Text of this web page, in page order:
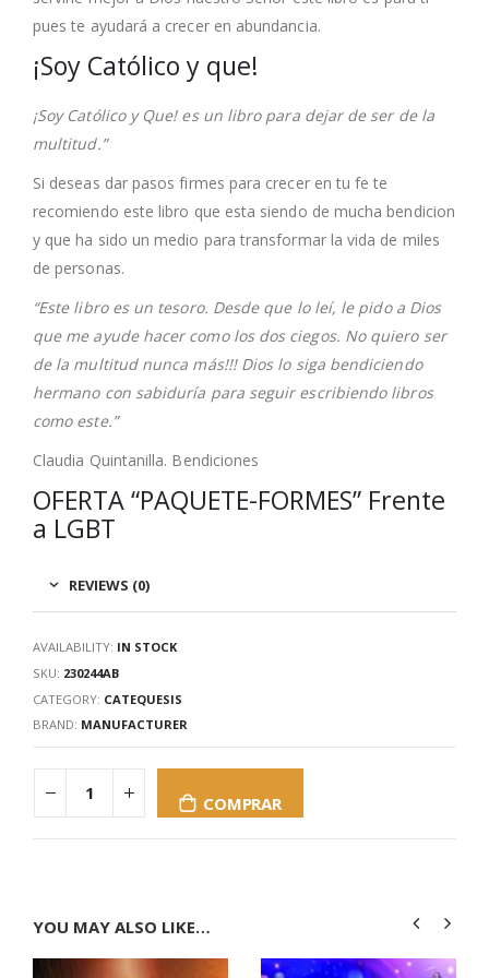
pues te ayudará a crecer en abundancia.
¡Soy Católico y que!
¡Soy Católico y Que! es un libro para dejar de ser de la
multitud.”
Si deseas dar pasos firmes para crecer en tu fe te
recomiendo este libro que esta siendo de mucha bendicion
y que ha sido un medio para transformar la vida de miles
de personas.
“Este libro es un tesoro. Desde que lo leí, le pido a Dios
que me ayude hacer como los dos ciegos. No quiero ser
de la multitud nunca más!!! Dios lo siga bendiciendo
hermano con sabiduría para seguir escribiendo libros
como este.”
Claudia Quintanilla. Bendiciones
OFERTA “PAQUETE-FORMES” Frente
a LGBT
REVIEWS (0)
AVAILABILITY: IN STOCK
SKU: 230244AB
CATEGORY: CATEQUESIS
BRAND: MANUFACTURER
COMPRAR
YOU MAY ALSO LIKE…